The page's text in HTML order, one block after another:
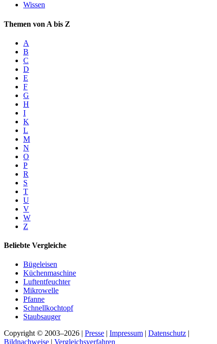
Wissen
Themen von A bis Z
A
B
C
D
E
F
G
H
I
K
L
M
N
O
P
R
S
T
U
V
W
Z
Beliebte Vergleiche
Bügeleisen
Küchenmaschine
Luftentfeuchter
Mikrowelle
Pfanne
Schnellkochtopf
Staubsauger
Copyright © 2003–2026 | Presse Impressum Datenschutz
Bildnachweise
Vergleichsverfahren